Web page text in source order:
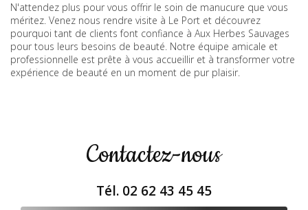
N'attendez plus pour vous offrir le soin de manucure que vous
méritez. Venez nous rendre visite à Le Port et découvrez
pourquoi tant de clients font confiance à Aux Herbes Sauvages
pour tous leurs besoins de beauté. Notre équipe amicale et
professionnelle est prête à vous accueillir et à transformer votre
expérience de beauté en un moment de pur plaisir.
Contactez-nous
Tél. 02 62 43 45 45